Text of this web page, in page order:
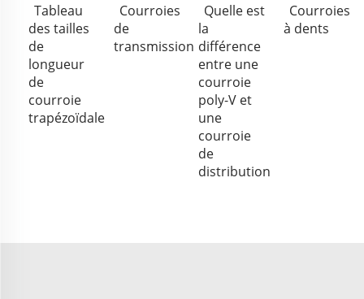
Tableau
des tailles
de
longueur
de
courroie
trapézoïdale
Courroies
de
transmission
Quelle est
la
différence
entre une
courroie
poly-V et
une
courroie
de
distribution
Courroies
à dents